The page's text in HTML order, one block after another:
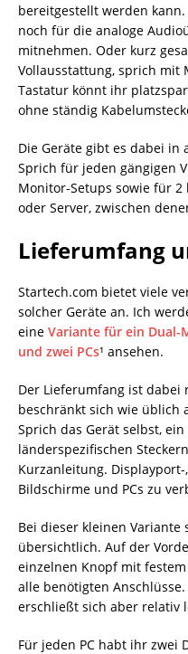
bereitgestellt werden
noch für die analoge
mitnehmen. Oder kurz
Vollausstattung, sprich mit
Tastatur könnt ihr
ohne ständig
Die Geräte gibt es dabei
Sprich für jeden gängigen
Monitor-Setups sowie für 2
oder Server, zwischen
Lieferumfang
Startech.com bietet viele
solcher Geräte an. Ich
eine Variante für ein
und zwei PCs¹ ansehen.
Der Lieferumfang ist
beschränkt sich wie üblich
Sprich das Gerät selbst,
länderspezifischen
Kurzanleitung.
Bildschirme und PCs zu
Bei dieser kleinen
übersichtlich. Auf der
einzelnen Knopf mit
alle benötigten
erschließt sich aber relativ
Für jeden PC habt ihr zwei